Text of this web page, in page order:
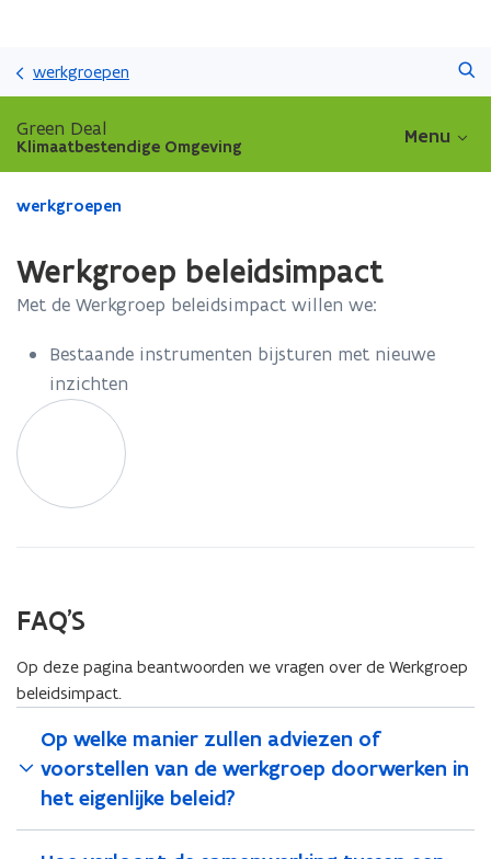
werkgroepen
Green Deal
Klimaatbestendige Omgeving Menu
Gedaan
bevindt
Werkgroep
beleidsimpact
werkgroepen
Werkgroep beleidsimpact
Met de Werkgroep beleidsimpact willen we:
Bestaande instrumenten bijsturen met nieuwe
inzichten
FAQ'S
Op deze pagina beantwoorden we vragen over de Werkgroep
beleidsimpact.
Op welke manier zullen adviezen of
voorstellen van de werkgroep doorwerken in
het eigenlijke beleid?